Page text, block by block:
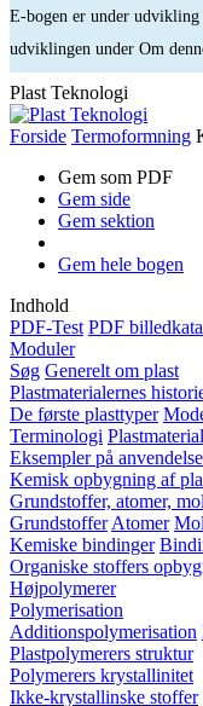
E-bogen er under udvikling
udviklingen under Om
Plast Teknologi
Forside Termoformning
Gem som PDF
Gem side
Gem sektion
Gem hele bogen
Indhold
PDF-Test PDF
Moduler
Søg Generelt om plast
Plastmaterialernes
De første plasttyper
Terminologi
Eksempler på
Kemisk opbygning af
Grundstoffer, atomer,
Grundstoffer Atomer
Kemiske bindinger
Organiske stoffers
Højpolymerer
Polymerisation
Additionspolymerisation
Plastpolymerers struktur
Polymerers krystallinitet
Ikke-krystallinske stoffer